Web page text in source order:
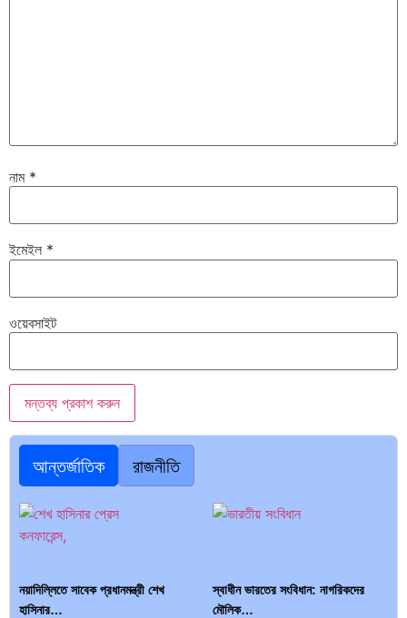
নাম *
ইমেইল *
ওয়েবসাইট
আন্তর্জাতিক রাজনীতি
নয়াদিল্লিতে সাবেক প্রধানমন্ত্রী শেখ
হাসিনার…
স্বাধীন ভারতের সংবিধান: নাগরিকদের
মৌলিক…